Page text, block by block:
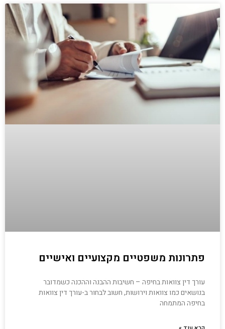
פתרונות משפטיים מקצועיים ואישיים
עורך דין צוואות בחיפה – חשיבות ההבנה וההכנה כשמדובר
בנושאים כמו צוואות וירושות, חשוב לבחור ב-עורך דין צוואות
בחיפה המתמחה